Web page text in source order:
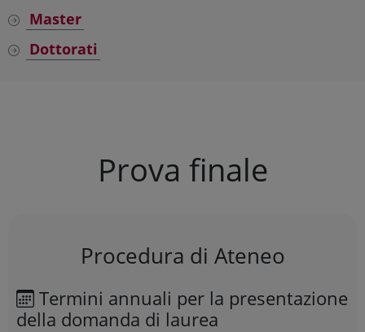
Master
Dottorati
Prova finale
Procedura di Ateneo
Termini annuali per la presentazione
della domanda di laurea